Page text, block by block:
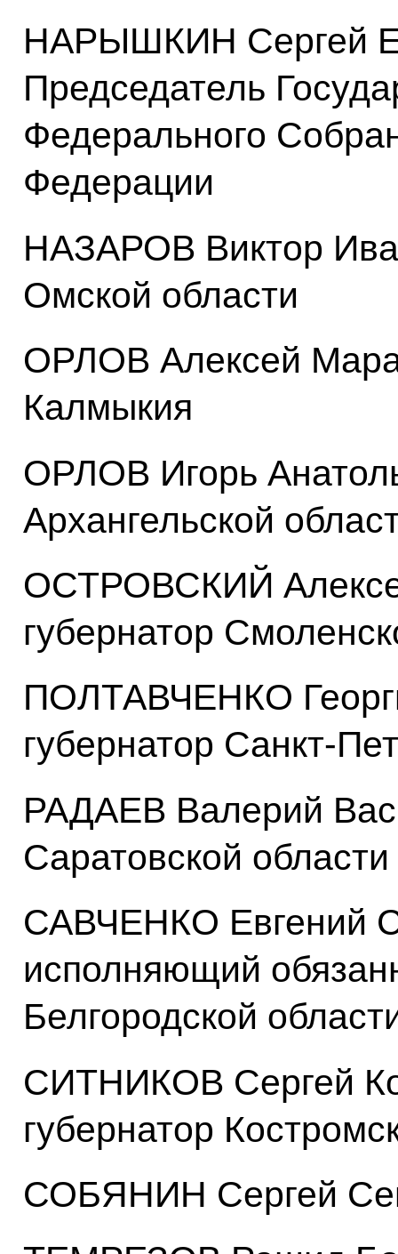
НАРЫШКИН Сергей
Председатель
Федерального
Федерации
НАЗАРОВ Виктор
Омской области
ОРЛОВ Алексей
Калмыкия
ОРЛОВ Игорь
Архангельской
ОСТРОВСКИЙ
губернатор
ПОЛТАВЧЕНКО
губернатор Санкт-
РАДАЕВ Валерий
Саратовской области
САВЧЕНКО Евгений
исполняющий
Белгородской
СИТНИКОВ Сергей
губернатор
СОБЯНИН Сергей